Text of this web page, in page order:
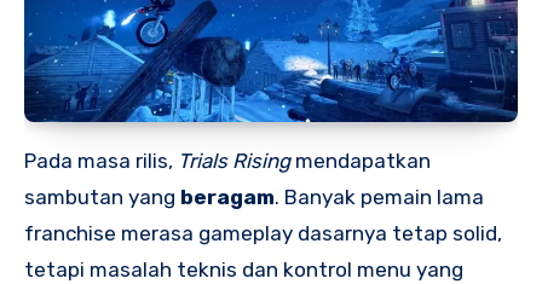
Pada masa rilis, Trials Risingmendapatkan
sambutan yang beragam. Banyak pemain lama
franchise merasa gameplay dasarnya tetap solid,
tetapi masalah teknis dan kontrol menu yang